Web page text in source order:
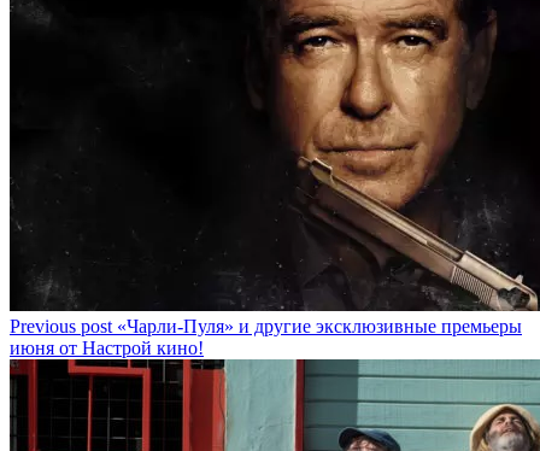
Previous post «Чарли-Пуля» и другие эксклюзивные премьеры
июня от Настрой кино!